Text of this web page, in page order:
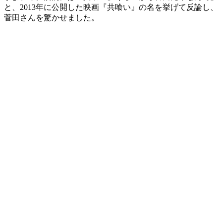
と、2013年に公開した映画『共喰い』の名を挙げて反論し、
菅田さんを驚かせました。